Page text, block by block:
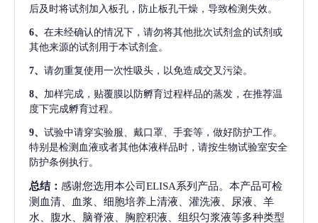
后及时将试剂加入板孔，防止板孔干燥，导致检测失效。
6、 在未经确认的情况下，请勿将其他批次试剂盒的试剂或
其他来源的试剂用于本试剂盒。
7、 请勿重复使用一次性吸头，以免造成交叉污染。
8、 加样完成，贴覆膜以防孵育过程样品的蒸发，在推荐温
度下完成孵育过程。
9、 试验中请穿实验服、戴口罩、手套等，做好防护工作。
特别是检测血液或者其他体液样品时，请按生物试验室安全
防护条例执行。
总结： 感谢您选用本公司ELISA系列产品。本产品可检
测血清、血浆、细胞培养上清液、灌洗液、尿液、羊
水、腹水、脑脊液、胸腔积液、组织匀浆液等多种类型